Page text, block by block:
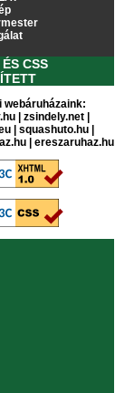
CSS
webáruházaink:
| zsindely.net|
| squashuto.hu|
ereszaruhaz.hu